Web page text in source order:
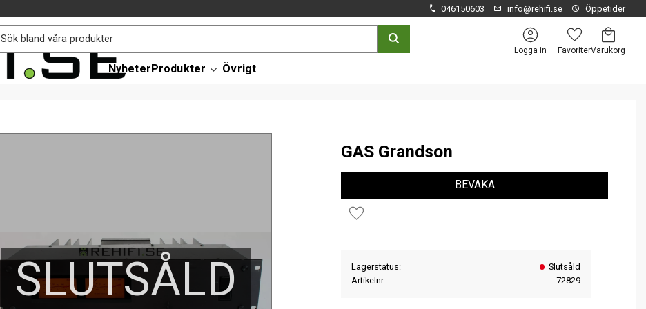
046150603 info@rehifi.se Öppetider
Logga in
Favoriter
Kundvagn
NyheterProdukter Övrigt
GAS Grandson
SLUTSÅLD
Lägg till i favoriter
BEVAKA
Lagerstatus
Slutsåld
Artikelnr
72829